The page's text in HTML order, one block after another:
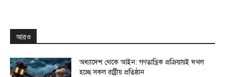
আরও
অধ্যাদেশ থেকে আইন: গণতান্ত্রিক প্রক্রিয়ায়ই দখল
হচ্ছে সকল রাষ্ট্রীয় প্রতিষ্ঠান